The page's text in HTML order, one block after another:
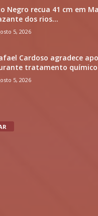
Negro recua 41 cm em
dos rios...
5, 2026
Cardoso agradece
tratamento químico
5, 2026